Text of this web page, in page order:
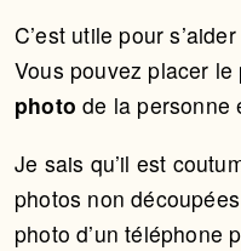
C’est utile pour
Vous pouvez placer le
photo de la personne
Je sais qu’il est
photos non
photo d’un téléphone